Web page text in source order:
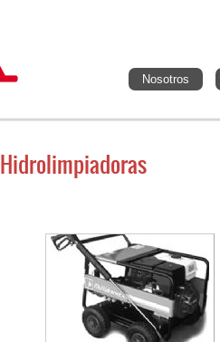
Nosotros
Hidrolimpiadoras